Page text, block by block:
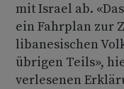
mit Israel ab.
ein Fahrplan zur
libanesischen
übrigen Teils»,
verlesenen